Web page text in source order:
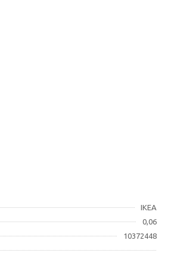
IKEA
0,06
10372448